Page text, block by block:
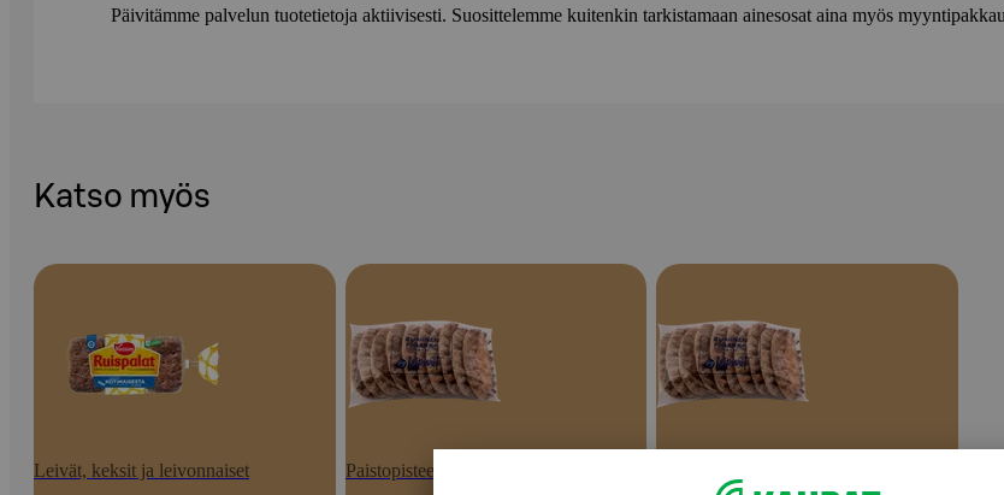
Päivitämme palvelun tuotetietoja aktiivisesti. Suosittelemme kuitenkin tarkistamaan ainesosat aina myös
Katso myös
Leivät, keksit ja leivonnaiset Paistopisteen tuotteet